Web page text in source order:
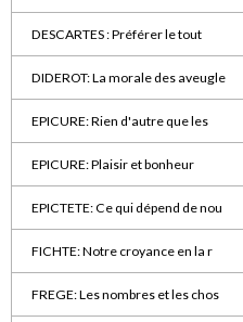
DESCARTES : Préférer le tout
DIDEROT: La morale des aveugle
EPICURE: Rien d'autre que les
EPICURE: Plaisir et bonheur
EPICTETE: Ce qui dépend de nou
FICHTE: Notre croyance en la r
FREGE: Les nombres et les chos